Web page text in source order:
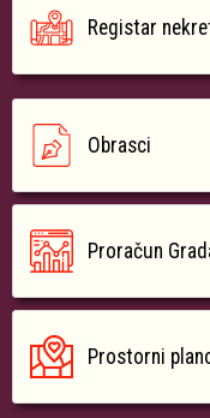
Registar
Obrasci
Proračun
Prostorni